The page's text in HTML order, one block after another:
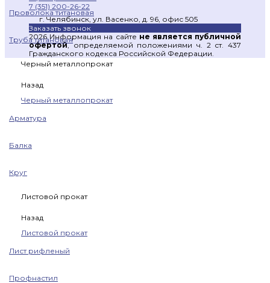
Проволока титановая
Труба титановая
Черный металлопрокат
Назад
Черный металлопрокат
Арматура
Балка
Круг
Листовой прокат
Назад
Листовой прокат
Лист рифленый
Профнастил
7 (351) 200-26-22
г. Челябинск, ул. Васенко, д. 96, офис 505
Заказать звонок
2026 Информация на сайте не является публичной
офертой, определяемой положениями ч. 2 ст. 437
Гражданского кодекса Российской Федерации.